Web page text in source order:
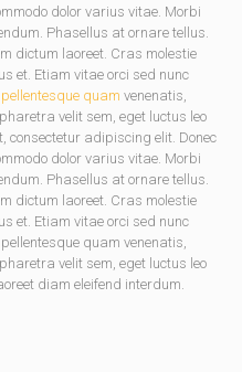
dolor varius vitae. Morbi
Phasellus at ornare tellus.
dictum laoreet. Cras molestie
et. Etiam vitae orci sed nunc
quam venenatis,
velit sem, eget luctus leo
consectetur adipiscing elit. Donec
dolor varius vitae. Morbi
Phasellus at ornare tellus.
dictum laoreet. Cras molestie
et. Etiam vitae orci sed nunc
quam venenatis,
velit sem, eget luctus leo
diam eleifend interdum.